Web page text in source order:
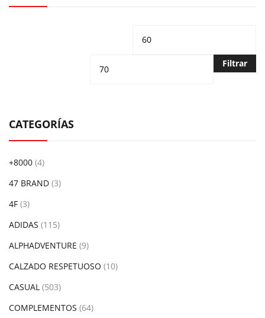
Precio
Filtrar
CATEGORÍAS
+8000 (4)
47 BRAND (3)
4F (3)
ADIDAS (115)
ALPHADVENTURE (9)
CALZADO RESPETUOSO (10)
CASUAL (503)
COMPLEMENTOS (64)